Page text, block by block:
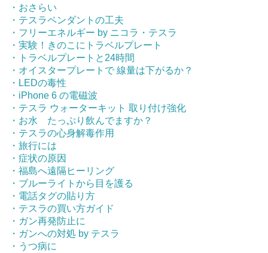
・おさらい
・テスラペンダントの工夫
・フリーエネルギー by ニコラ・テスラ
・実験！きのこにトラベルプレート
・トラベルプレートと24時間
・オイスタープレートで 線量は下がるか？
・LEDの毒性
・iPhone 6 の電磁波
・テスラ ウォーターキット 取り付け強化
・お水 たっぷり飲んでますか？
・テスラの心身解毒作用
・旅行には
・症状の原因
・福島へ遠隔ヒーリング
・ブルーライトから目を護る
・電話タグの貼り方
・テスラの買い方ガイド
・ガン再発防止に
・ガンへの対処 by テスラ
・うつ病に